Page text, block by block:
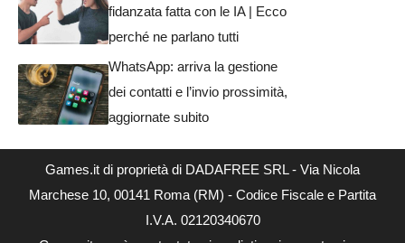
fidanzata fatta con le IA | Ecco
perché ne parlano tutti
WhatsApp: arriva la gestione
dei contatti e l’invio prossimità,
aggiornate subito
Games.it di proprietà di DADAFREE SRL - Via Nicola
Marchese 10, 00141 Roma (RM) - Codice Fiscale e Partita
I.V.A. 02120340670